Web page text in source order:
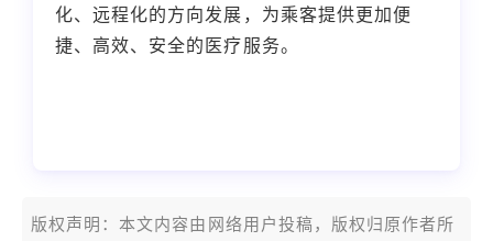
化、远程化的方向发展，为乘客提供更加便
捷、高效、安全的医疗服务。
版权声明：本文内容由网络用户投稿，版权归原作者所